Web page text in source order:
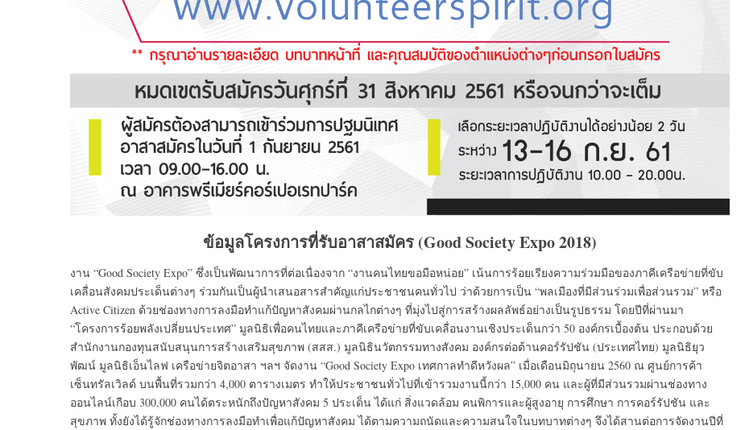
ข้อมูลโครงการที่รับอาสาสมัคร (Good Society Expo 2018)
งาน “Good Society Expo” ซึ่งเป็นพัฒนาการที่ต่อเนื่องจาก “งานคนไทยขอมือหน่อย” เน้นการร้อยเรียงความร่วมมือของภาคีเครือข่ายที่ขับ
เคลื่อนสังคมประเด็นต่างๆ ร่วมกันเป็นผู้นำเสนอสารสำคัญแก่ประชาชนคนทั่วไป ว่าด้วยการเป็น “พลเมืองที่มีส่วนร่วมเพื่อส่วนรวม” หรือ
Active Citizen ด้วยช่องทางการลงมือทำแก้ปัญหาสังคมผ่านกลไกต่างๆ ที่มุ่งไปสู่การสร้างผลลัพธ์อย่างเป็นรูปธรรม โดยปีที่ผ่านมา
“โครงการร้อยพลังเปลี่ยนประเทศ” มูลนิธิเพื่อคนไทยและภาคีเครือข่ายที่ขับเคลื่อนงานเชิงประเด็นกว่า 50 องค์กรเบื้องต้น ประกอบด้วย
สำนักงานกองทุนสนับสนุนการสร้างเสริมสุขภาพ (สสส.) มูลนิธินวัตกรรมทางสังคม องค์กรต่อต้านคอร์รัปชัน (ประเทศไทย) มูลนิธิยุว
พัฒน์ มูลนิธิเอ็นไลฟ เครือข่ายจิตอาสา ฯลฯ จัดงาน “Good Society Expo เทศกาลทำดีหวังผล” เมื่อเดือนมิถุนายน 2560 ณ ศูนย์การค้า
เซ็นทรัลเวิลด์ บนพื้นที่รวมกว่า 4,000 ตารางเมตร ทำให้ประชาชนทั่วไปที่เข้ารวมงานนี้กว่า 15,000 คน และผู้ที่มีส่วนรวมผ่านช่องทาง
ออนไลน์เกือบ 300,000 คนได้ตระหนักถึงปัญหาสังคม 5 ประเด็น ได้แก่ สิ่งแวดล้อม คนพิการและผู้สูงอายุ การศึกษา การคอร์รัปชัน และ
สุขภาพ ทั้งยังได้รู้จักช่องทางการลงมือทำเพื่อแก้ปัญหาสังคม ได้ตามความถนัดและความสนใจในบทบาทต่างๆ จึงได้สานต่อการจัดงานปีที่